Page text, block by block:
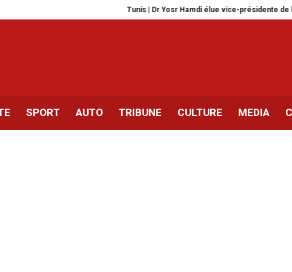
Tunis | Dr Yosr Hamdi élue vice-présidente de l’AORTIC
SPORT AUTO TRIBUNE CULTURE MEDIA